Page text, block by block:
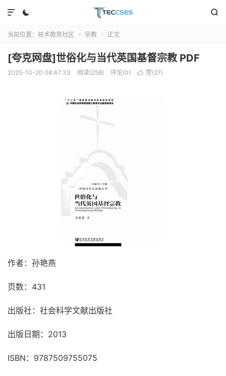
 

当前位置： 技术教育社区  宗教  正文
[夸克网盘]世俗化与当代英国基督宗教 PDF
2025-10-20 08:47:33 阅读(258) 评论(0)  赞(27)
作者：孙艳燕
页数：431
出版社：社会科学文献出版社
出版日期：2013
ISBN：9787509755075